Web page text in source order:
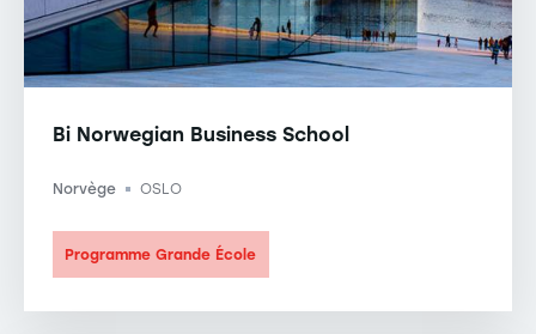
Bi Norwegian Business School
Norvège -OSLO
Programme Grande École